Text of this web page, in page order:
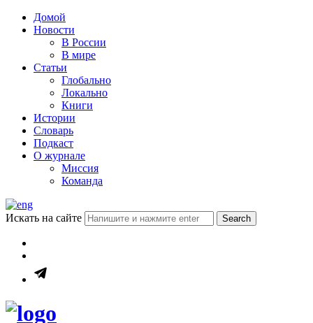
Домой
Новости
В России
В мире
Статьи
Глобально
Локально
Книги
Истории
Словарь
Подкаст
О журнале
Миссия
Команда
Искать на сайте